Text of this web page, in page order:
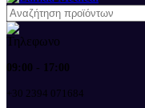
09:00 - 17:00
+30 2394 071684